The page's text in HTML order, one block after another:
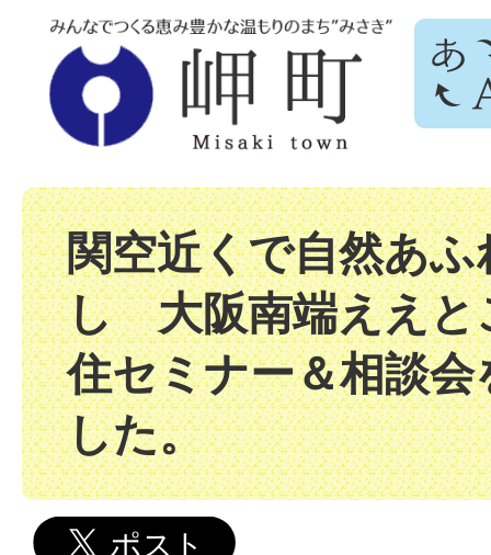
関空近くで自然あふ
し 大阪南端ええと
住セミナー＆相談会
した。